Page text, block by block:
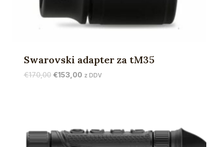
Swarovski adapter za tM35
€170,00 Izvirna
€153,00Trenutna
z DDV